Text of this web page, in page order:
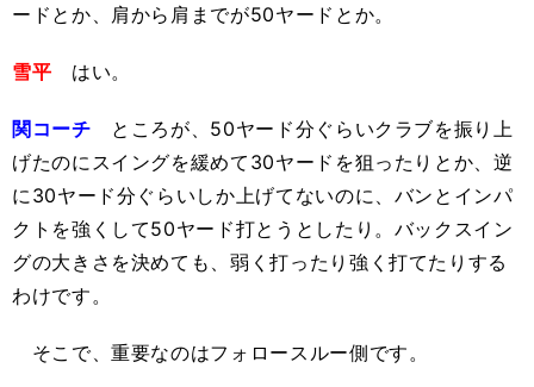
ードとか、肩から肩までが50ヤードとか。
雪平 はい。
関コーチ ところが、50ヤード分ぐらいクラブを振り上
げたのにスイングを緩めて30ヤードを狙ったりとか、逆
に30ヤード分ぐらいしか上げてないのに、バンとインパ
クトを強くして50ヤード打とうとしたり。バックスイン
グの大きさを決めても、弱く打ったり強く打てたりする
わけです。
そこで、重要なのはフォロースルー側です。